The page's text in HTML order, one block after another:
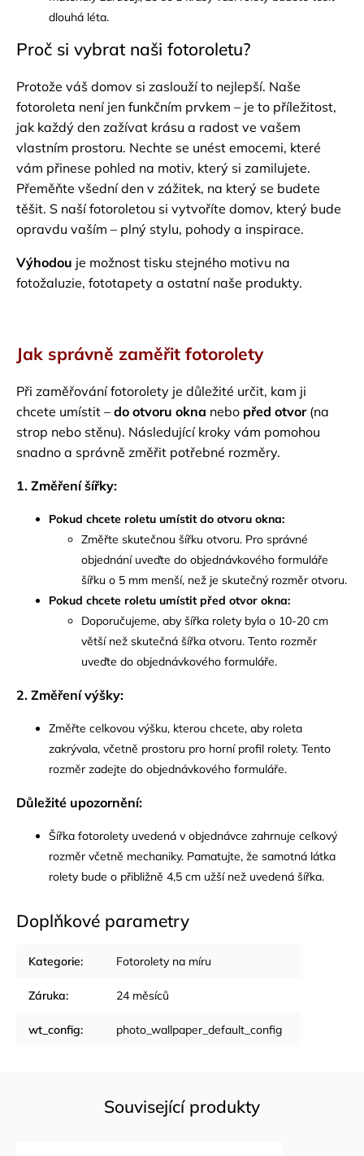
dlouhá léta.
Proč si vybrat naši fotoroletu?
Protože váš domov si zaslouží to nejlepší. Naše
fotoroleta není jen funkčním prvkem – je to příležitost,
jak každý den zažívat krásu a radost ve vašem
vlastním prostoru. Nechte se unést emocemi, které
vám přinese pohled na motiv, který si zamilujete.
Přeměňte všední den v zážitek, na který se budete
těšit. S naší fotoroletou si vytvoříte domov, který bude
opravdu vaším – plný stylu, pohody a inspirace.
Výhodou je možnost tisku stejného motivu na
fotožaluzie, fototapety a ostatní naše produkty.
Jak správně zaměřit fotorolety
Při zaměřování fotorolety je důležité určit, kam ji
chcete umístit – do otvoru okna nebo před otvor(na
strop nebo stěnu). Následující kroky vám pomohou
snadno a správně změřit potřebné rozměry.
1. Změření šířky:
Pokud chcete roletu umístit do otvoru okna:
Změřte skutečnou šířku otvoru. Pro správné
objednání uveďte do objednávkového formuláře
šířku o 5 mm menší, než je skutečný rozměr otvoru.
Pokud chcete roletu umístit před otvor okna:
Doporučujeme, aby šířka rolety byla o 10-20 cm
větší než skutečná šířka otvoru. Tento rozměr
uveďte do objednávkového formuláře.
2. Změření výšky:
Změřte celkovou výšku, kterou chcete, aby roleta
zakrývala, včetně prostoru pro horní profil rolety. Tento
rozměr zadejte do objednávkového formuláře.
Důležité upozornění:
Šířka fotorolety uvedená v objednávce zahrnuje celkový
rozměr včetně mechaniky. Pamatujte, že samotná látka
rolety bude o přibližně 4,5 cm užší než uvedená šířka.
Doplňkové parametry
Kategorie: Fotorolety na míru
Záruka: 24 měsíců
wt_config: photo_wallpaper_default_config
Související produkty